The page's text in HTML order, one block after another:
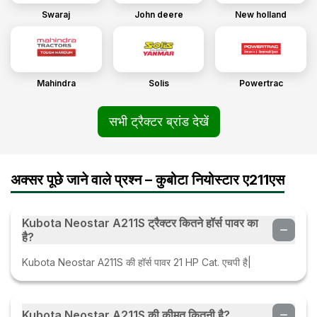
Swaraj John deere New holland
Mahindra Solis Powertrac
सभी ट्रैक्टर ब्रांड देखें
अक्सर पूछे जाने वाले प्रश्न – कुबोटा नियोस्टार ए211एस
Kubota Neostar A211S ट्रैक्टर कितने हॉर्स पावर का
है?
Kubota Neostar A211S की हॉर्स पावर 21 HP Cat. एचपी है|